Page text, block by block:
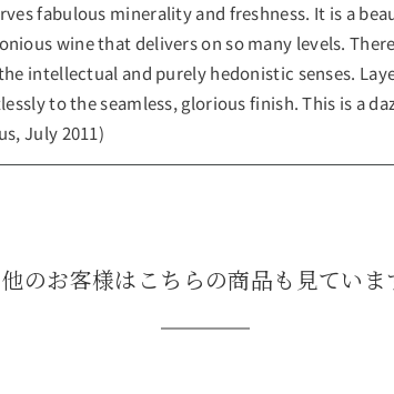
fabulous minerality and freshness. It is a
wine that delivers on so many levels.
intellectual and purely hedonistic senses.
to the seamless, glorious finish. This is a
July 2011)
他のお客様はこちらの商品も見ていま